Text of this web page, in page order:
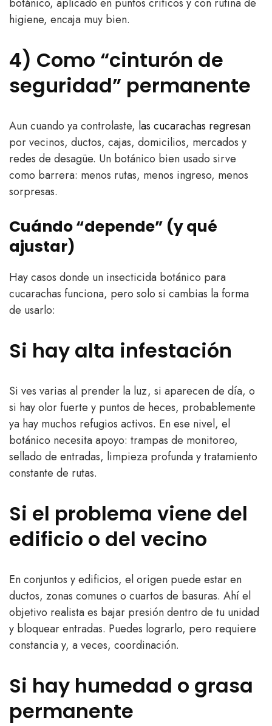
botánico, aplicado en puntos críticos y con rutina de
higiene, encaja muy bien.
4) Como “cinturón de
seguridad” permanente
Aun cuando ya controlaste, las cucarachas regresan
por vecinos, ductos, cajas, domicilios, mercados y
redes de desagüe. Un botánico bien usado sirve
como barrera: menos rutas, menos ingreso, menos
sorpresas.
Cuándo “depende” (y qué
ajustar)
Hay casos donde un insecticida botánico para
cucarachas funciona, pero solo si cambias la forma
de usarlo:
Si hay alta infestación
Si ves varias al prender la luz, si aparecen de día, o
si hay olor fuerte y puntos de heces, probablemente
ya hay muchos refugios activos. En ese nivel, el
botánico necesita apoyo: trampas de monitoreo,
sellado de entradas, limpieza profunda y tratamiento
constante de rutas.
Si el problema viene del
edificio o del vecino
En conjuntos y edificios, el origen puede estar en
ductos, zonas comunes o cuartos de basuras. Ahí el
objetivo realista es bajar presión dentro de tu unidad
y bloquear entradas. Puedes lograrlo, pero requiere
constancia y, a veces, coordinación.
Si hay humedad o grasa
permanente